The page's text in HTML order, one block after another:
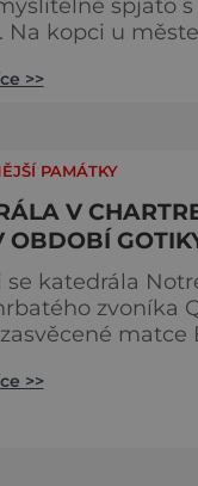
stavba,
komplex
>>
PAMÁTKY
V
OBDOBÍ
se katedrála
zvoníka
matce
pochlubit
>>